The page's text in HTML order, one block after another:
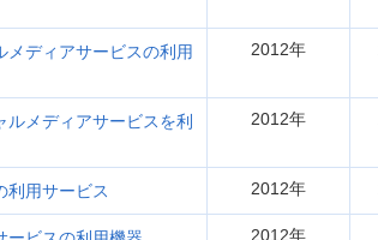
ディアサービスの利用
2012年
メディアサービスを利
2012年
用サービス 2012年
2012年